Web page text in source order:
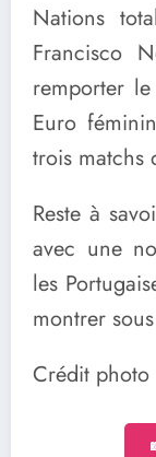
Nations
Francisco
remporter
Euro
trois matchs
Reste à
avec une
les
montrer
Crédit photo